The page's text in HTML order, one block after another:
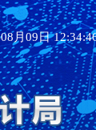
月09日